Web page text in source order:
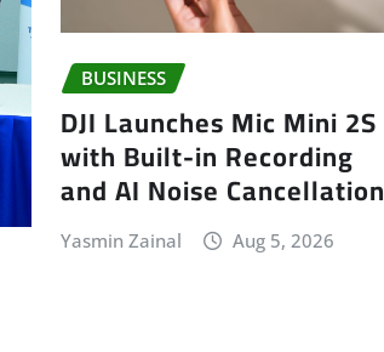
BUSINESS
DJI Launches Mic Mini 2S
with Built-in Recording
and AI Noise Cancellation
Yasmin Zainal Aug 5, 2026